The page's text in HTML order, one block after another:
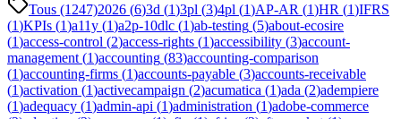
Tous (1247)2026 (6)3d (1)3pl (3)4pl (1)AP-AR (1)HR (1)IFRS
(1)KPIs (1)a11y (1)a2p-10dlc (1)ab-testing (5)about-ecosire
(1)access-control (2)access-rights (1)accessibility (3)account-
management (1)accounting (83)accounting-comparison
(1)accounting-firms (1)accounts-payable (3)accounts-receivable
(1)activation (1)activecampaign (2)acumatica (1)ada (2)adempiere
(1)adequacy (1)admin-api (1)administration (1)adobe-commerce